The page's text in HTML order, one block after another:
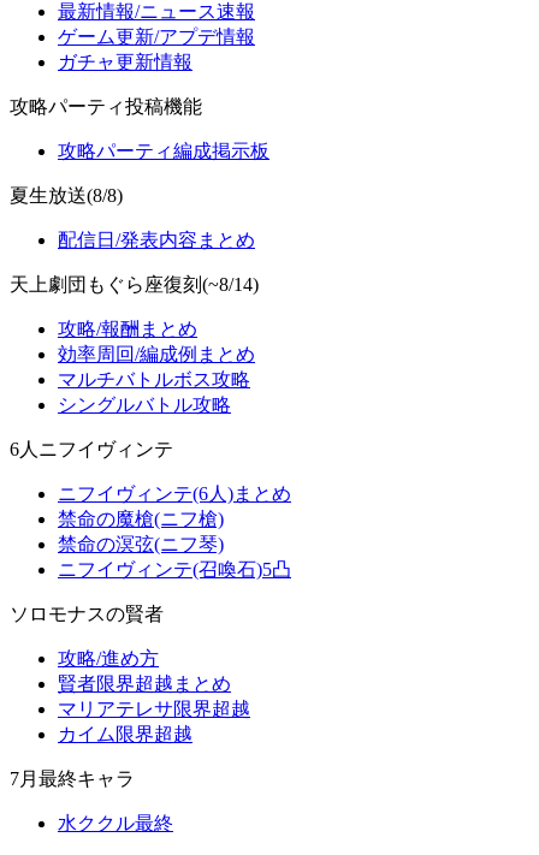
最新情報/ニュース速報
ゲーム更新/アプデ情報
ガチャ更新情報
攻略パーティ投稿機能
攻略パーティ編成掲示板
夏生放送(8/8)
配信日/発表内容まとめ
天上劇団もぐら座復刻(~8/14)
攻略/報酬まとめ
効率周回/編成例まとめ
マルチバトルボス攻略
シングルバトル攻略
6人ニフイヴィンテ
ニフイヴィンテ(6人)まとめ
禁命の魔槍(ニフ槍)
禁命の溟弦(ニフ琴)
ニフイヴィンテ(召喚石)5凸
ソロモナスの賢者
攻略/進め方
賢者限界超越まとめ
マリアテレサ限界超越
カイム限界超越
7月最終キャラ
水ククル最終